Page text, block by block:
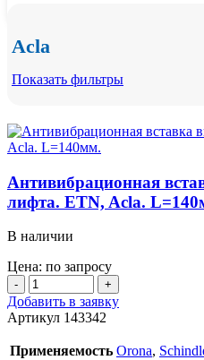
Acla
Показать фильтры
Антивибрационная
лифта. ETN, Acla.
В наличии
Цена: по запросу
Количество
товара
Антивибрационная
вставка
вкладыша
Добавить в заявку
Артикул 143342
Применяемость Orona,